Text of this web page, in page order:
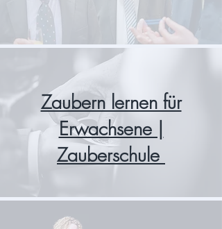
Zaubern lernen für
Erwachsene |
Zauberschule